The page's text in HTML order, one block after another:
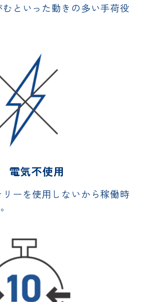
といった動きの多い手荷役
電気不使用
ーを使用しないから稼働時